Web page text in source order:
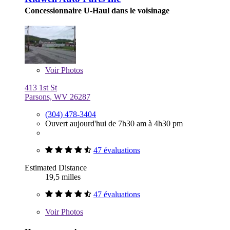
Concessionnaire U-Haul dans le voisinage
VoirPhotos
413 1st St
Parsons, WV 26287
(304) 478-3404
Ouvert aujourd'hui de 7h30 am à 4h30 pm
47 évaluations
Estimated Distance
19,5 milles
47 évaluations
VoirPhotos